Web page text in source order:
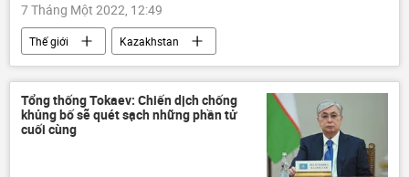
7 Tháng Một 2022, 12:49
Thế giới
Kazakhstan
Bạo loạn ở Kazakhstan
Tổng thống Tokaev: Chiến dịch chống
khủng bố sẽ quét sạch những phần tử
cuối cùng